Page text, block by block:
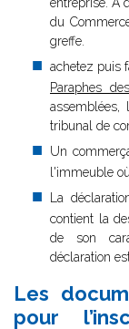
du
greffe.
achetez puis
Paraphes
assemblées,
tribunal de
Un
l'immeuble
La
contient la
de son
déclaration
Les
pour